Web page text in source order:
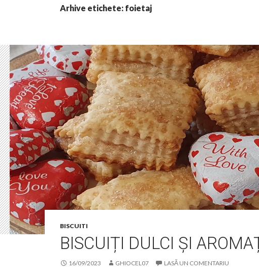
Arhive etichete: foietaj
BISCUITI
BISCUIȚI DULCI ȘI
16/09/2023 GHIOCEL07 LASĂ UN COMENTARIU